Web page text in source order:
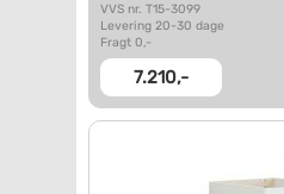
VVS nr. T15-3099
Levering 20-30 dage
Fragt 0,-
7.210,-